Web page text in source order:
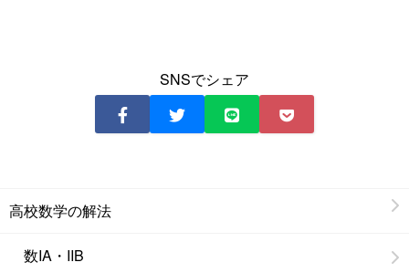
SNSでシェア
高校数学の解法
数IA・IIB